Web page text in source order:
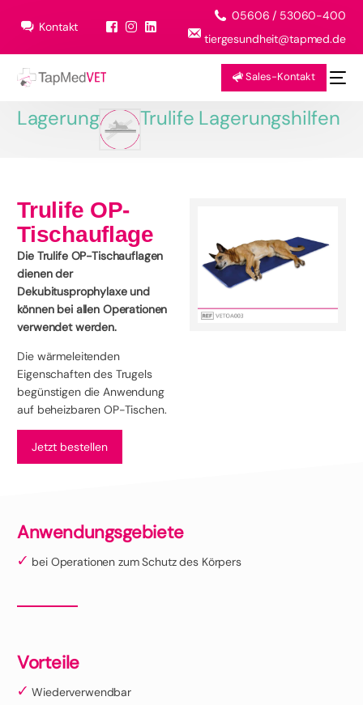
Kontakt
05606 / 53060-400
tiergesundheit@tapmed.de
Sales-Kontakt
Lagerung Trulife Lagerungshilfen
Trulife OP-
Tischauflage
Die Trulife OP-Tischauflagen
dienen der
Dekubitusprophylaxe und
können bei allen Operationen
verwendet werden.
Die wärmeleitenden
Eigenschaften des Trugels
begünstigen die Anwendung
auf beheizbaren OP-Tischen.
Jetzt bestellen
Anwendungsgebiete
bei Operationen zum Schutz des Körpers
Vorteile
Wiederverwendbar